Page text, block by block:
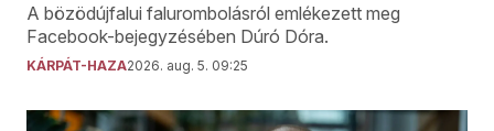
A bözödújfalui falurombolásról emlékezett meg
Facebook-bejegyzésében Dúró Dóra.
KÁRPÁT-HAZA2026. aug. 5. 09:25